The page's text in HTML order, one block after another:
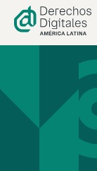
contenido